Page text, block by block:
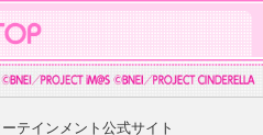
テインメント公式サイト